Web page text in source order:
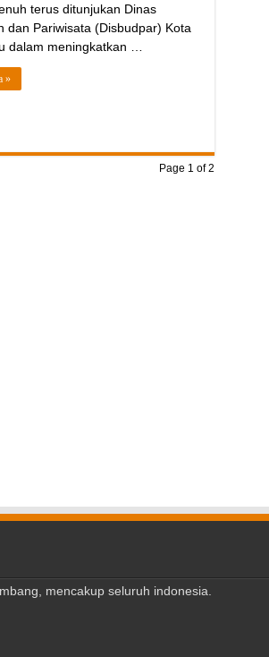
terus ditunjukan Dinas
dan Pariwisata (Disbudpar) Kota
dalam meningkatkan …
»
Page 1 of 2
mencakup seluruh indonesia.